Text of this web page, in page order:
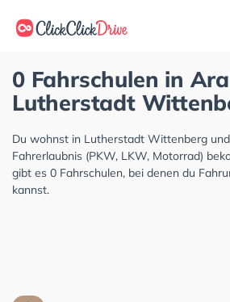
0 Fahrschulen in
Lutherstadt
Du wohnst in Lutherstadt Wittenberg
Fahrerlaubnis (PKW, LKW, Motorrad)
gibt es 0 Fahrschulen, bei denen du
kannst.